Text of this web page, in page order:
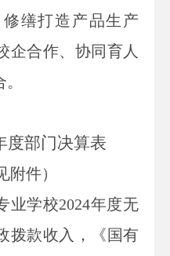
缮打造产品生产
企合作、协同育人
度部门决算表
附件）
业学校2024年度无
拨款收入，《国有